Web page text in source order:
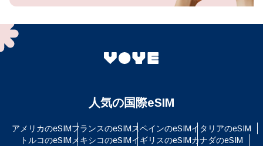
人気の国際eSIM
アメリカのeSIMフランスのeSIMスペインのeSIMイタリアのeSIM
トルコのeSIM メキシコのeSIMイギリスのeSIMカナダのeSIM